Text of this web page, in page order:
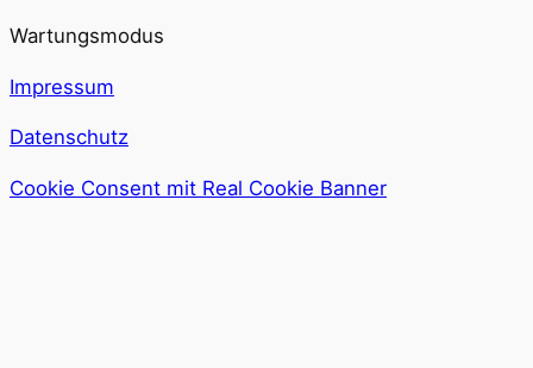
Wartungsmodus
Impressum
Datenschutz
Cookie Consent mit Real Cookie Banner